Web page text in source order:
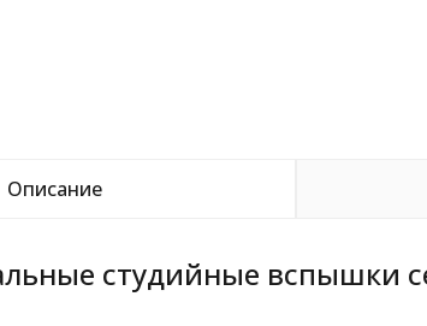
Описание
студийные вспышки